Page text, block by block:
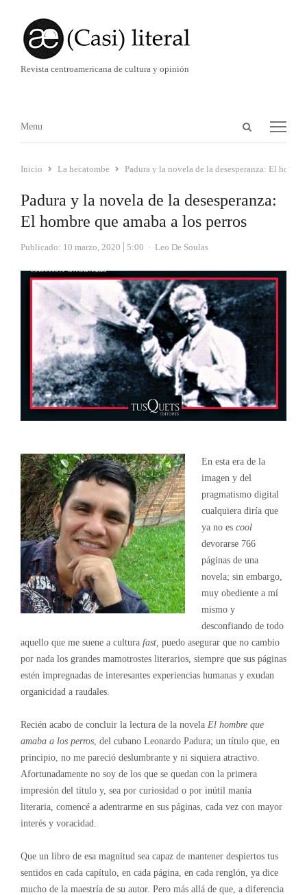
Revista centroamericana de cultura y opinión
Abrir
búsqueda
Menú
Menu
Inicio La hecatombe Padura y la novela de la desesperanza: El
Padura y la novela de la desesperanza:
El hombre que amaba a los perros
Publicado: 10 marzo, 2020 5:00 Autor
Leo De Soulas
En esta era de la
imagen y del
pragmatismo digital
cualquiera diría que
ya no es cool
devorarse 766
páginas de una
novela; sin embargo,
muy obediente a mí
mismo y
desconfiando de todo
aquello que me suene a cultura fast, puedo asegurar que no cambio
por nada los grandes mamotrostes literarios, siempre que sus páginas
estén impregnadas de interesantes experiencias humanas y exudan
organicidad a raudales.
Recién acabo de concluir la lectura de la novela El hombre que
amaba a los perros, del cubano Leonardo Padura; un título que, en
principio, no me pareció deslumbrante y ni siquiera atractivo.
Afortunadamente no soy de los que se quedan con la primera
impresión del título y, sea por curiosidad o por inútil manía
literaria, comencé a adentrarme en sus páginas, cada vez con mayor
interés y voracidad.
Que un libro de esa magnitud sea capaz de mantener despiertos tus
sentidos en cada capítulo, en cada página, en cada renglón, ya dice
mucho de la maestría de su autor. Pero más allá de que, a diferencia